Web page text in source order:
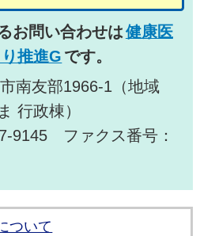
お問い合わせは健康医
推進G です。
南友部1966-1（地域
行政棟）
9145 ファクス番号：
ついて